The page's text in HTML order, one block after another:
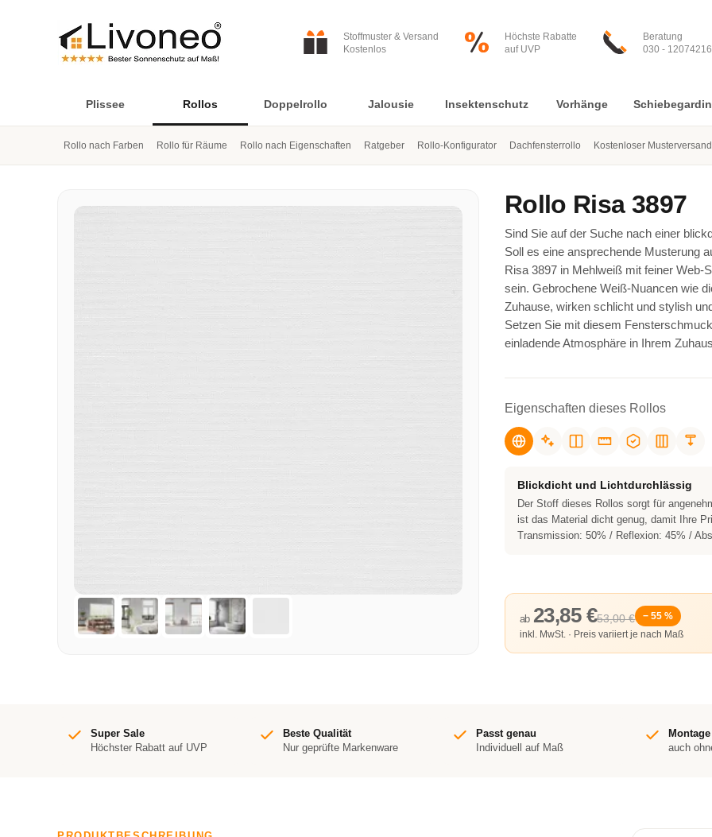
Stoffmuster & Versand
Kostenlos
Höchste Rabatte
auf UVP
Beratung
030 - 12074216
Plissee Rollos
Rollo nach Farben Rollo für Räume Rollo nach Eigenschaften Ratgeber Rollo-Konfigurator Dachfensterrollo Kostenloser Musterversand
Doppelrollo Jalousie Insektenschutz Vorhänge
Rollo Risa 3897
Sind Sie auf der Suche nach einer
Soll es eine ansprechende Musterung
Risa 3897 in Mehlweiß mit feiner Web-
sein. Gebrochene Weiß-Nuancen wie
Zuhause, wirken schlicht und stylish
Setzen Sie mit diesem
einladende Atmosphäre in Ihrem
Eigenschaften dieses Rollos
Blickdicht und Lichtdurchlässig
Der Stoff dieses Rollos sorgt für
ist das Material dicht genug, damit Ihre
Transmission: 50% / Reflexion: 45% /
53,00 €
ab 23,85 €
− 55 %
inkl. MwSt. · Preis variiert je nach Maß
Super Sale
Höchster Rabatt auf UVP
Beste Qualität
Nur geprüfte Markenware
Passt genau
Individuell auf Maß
Montage
auch